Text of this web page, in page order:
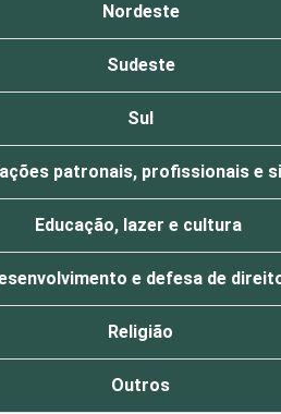
Nordeste
Sudeste
Sul
patronais, profissionais e
Educação, lazer e cultura
e defesa de
Religião
Outros